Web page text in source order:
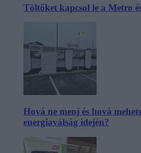
Töltőket kapcsol le a Metro
Hová ne menj és hová
energiaválság idején?